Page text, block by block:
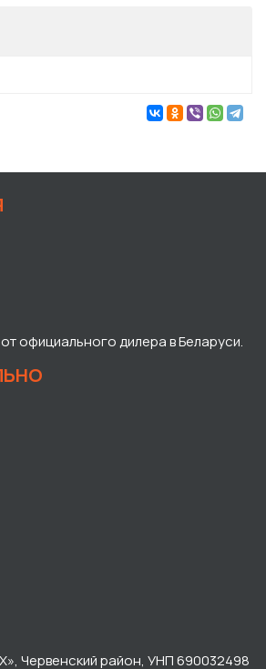
официального дилера в Беларуси.
Червенский район, УНП 690032498